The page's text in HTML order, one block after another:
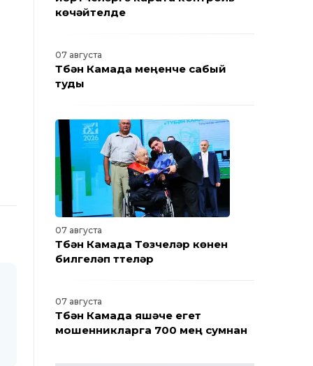
көчәйтелде
07 августа
Түбән Камада меңенче сабый
туды
07 августа
Түбән Камада Төзүчеләр көнен
билгеләп үттеләр
07 августа
Түбән Камада яшәүче егет
мошенникларга 700 мең сумнан